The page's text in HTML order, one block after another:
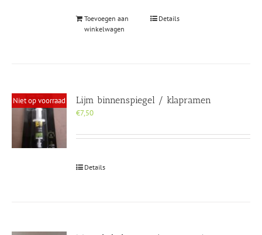
Toevoegen aan
winkelwagen
Details
Niet op voorraad Lijm binnenspiegel / klapramen
€7,50
Details